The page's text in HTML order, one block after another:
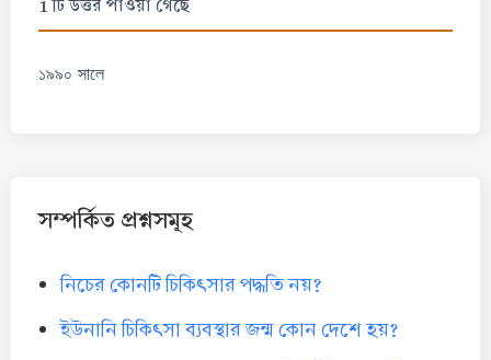
১৯৯০ সালে
সম্পর্কিত প্রশ্নসমূহ
নিচের কোনটি চিকিৎসার পদ্ধতি নয়?
ইউনানি চিকিৎসা ব্যবস্থার জন্ম কোন দেশে হয়?